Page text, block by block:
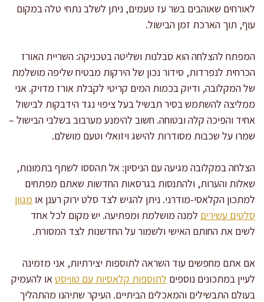
לאורחים שאוהבים בשר עז טעמים, ניתן לשלב נתחי טלה במקום
עוף, תוך הארכת זמן הבישול.
המפתח להצלחה הוא סבלנות ושליטה בטכניקה: השריית האורז
הכרחית לנפרדות, סידור נכון של הירקות מבטיח שליפה מושלמת
של המקלובה, ודיוק בכמות המים קריטי לקבלת אורז מדויק. אני
ממליצה להשתמש בסיר תבשיל בעל ציפוי נגד הידבקות לבישול
אחיד והפיכה קלה ובטוחה. חשוב להימנע מערבוב בשלבי הבישול –
שמרו על שכבות מסודרות להישג ויזואלי וטעם מושלם.
הצלחה במקלובה מגיעה עם הניסיון: אל תהססו לשתף בתמונות,
שאלות והערות, ולהתנסות בגרסאות החדשות שאתם מפתחים
למתכון הקלאסי-מודרני. ניתן להגיש לצד סלט ירוק רענן או מגוון
סלטים עשירים למנה מושלמת ומפתיעה. יש מקום לכל אחד
לשים את החותם האישי ולשמור על החדשנות לצד המסורת.
אם אתם מחפשים עוד השראה לתוספות יצירתיות, אני מזמינה
לעיין במתכונים נוספים לתוספות קלאסיות עם טוויסט או להעמיק
בעולם התבשילים והמאכלים הביתיים. העיקר שתיהנו מהתהליך